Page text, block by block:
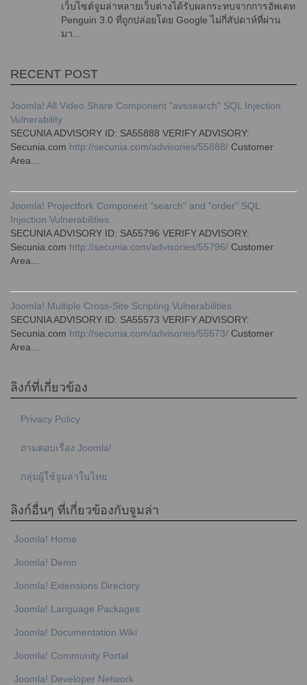
เว็บไซต์จูมล่าหลายเว็บต่างได้รับผลกระทบจากการอัพเดท
Penguin 3.0 ที่ถูกปล่อยโดย Google ไม่กี่สัปดาห์ที่ผ่าน
มา...
RECENT POST
Joomla! All Video Share Component "avssearch" SQL Injection
Vulnerability
SECUNIA ADVISORY ID: SA55888 VERIFY ADVISORY:
Secunia.com http://secunia.com/advisories/55888/ Customer
Area...
Joomla! Projectfork Component "search" and "order" SQL
Injection Vulnerabilities
SECUNIA ADVISORY ID: SA55796 VERIFY ADVISORY:
Secunia.com http://secunia.com/advisories/55796/ Customer
Area...
Joomla! Multiple Cross-Site Scripting Vulnerabilities
SECUNIA ADVISORY ID: SA55573 VERIFY ADVISORY:
Secunia.com http://secunia.com/advisories/55573/ Customer
Area...
ลิงก์ที่เกี่ยวข้อง
Privacy Policy
ถามตอบเรื่อง Joomla!
กลุ่มผู้ใช้จูมล่าในไทย
ลิงก์อื่นๆ ที่เกี่ยวข้องกับจูมล่า
Joomla! Home
Joomla! Demo
Joomla! Extensions Directory
Joomla! Language Packages
Joomla! Documentation Wiki
Joomla! Community Portal
Joomla! Developer Network